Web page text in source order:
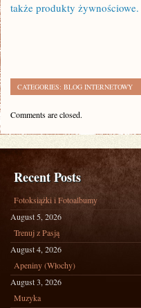
także produkty
CATEGORIES: BLOG INTERNETOWY
Comments are closed.
Recent Posts
Fotoksiążki i Fotoalbumy
August 5, 2026
Trenuj z Pasją
August 4, 2026
Apeniny (Włochy)
August 3, 2026
Muzyka